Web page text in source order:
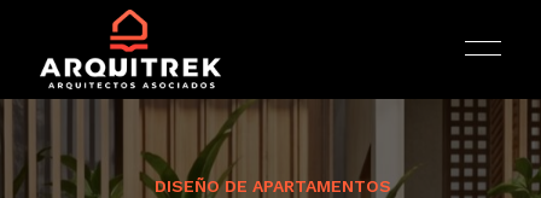
DISEÑO DE APARTAMENTOS